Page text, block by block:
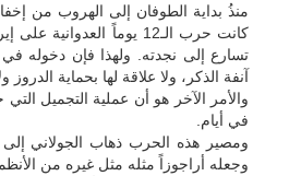
منذُ بداية الطوفان إلى الهروب من
كانت حرب الـ12 يوماً
تسارع إلى نجدته. ولهذا فإن دخوله
آنفة الذكر، ولا علاقة لها بحماية الدروز
والأمر الآخر هو أن عملية التجميل
في أيام.
ومصير هذه الحرب ذهاب الجولاني إلى
وجعله أراجوزاً مثله مثل غيره من